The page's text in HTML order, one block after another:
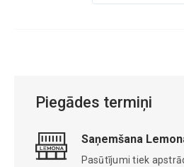
Piegādes termiņi
Saņemšana
Pasūtījumi tiek